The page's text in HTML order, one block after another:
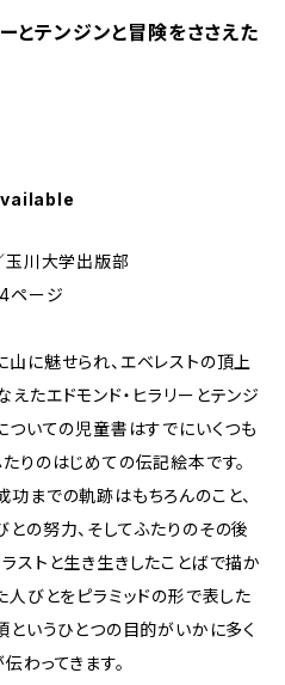
とテンジンと冒険をささえた
玉川大学出版部
ページ
に魅せられ、エベレストの頂上
たエドモンド・ヒラリーとテンジ
ついての児童書はすでにいくつも
りのはじめての伝記絵本です。
までの軌跡はもちろんのこと、
の努力、そしてふたりのその後
ストと生き生きしたことばで描か
人びとをピラミッドの形で表した
というひとつの目的がいかに多く
わってきます。